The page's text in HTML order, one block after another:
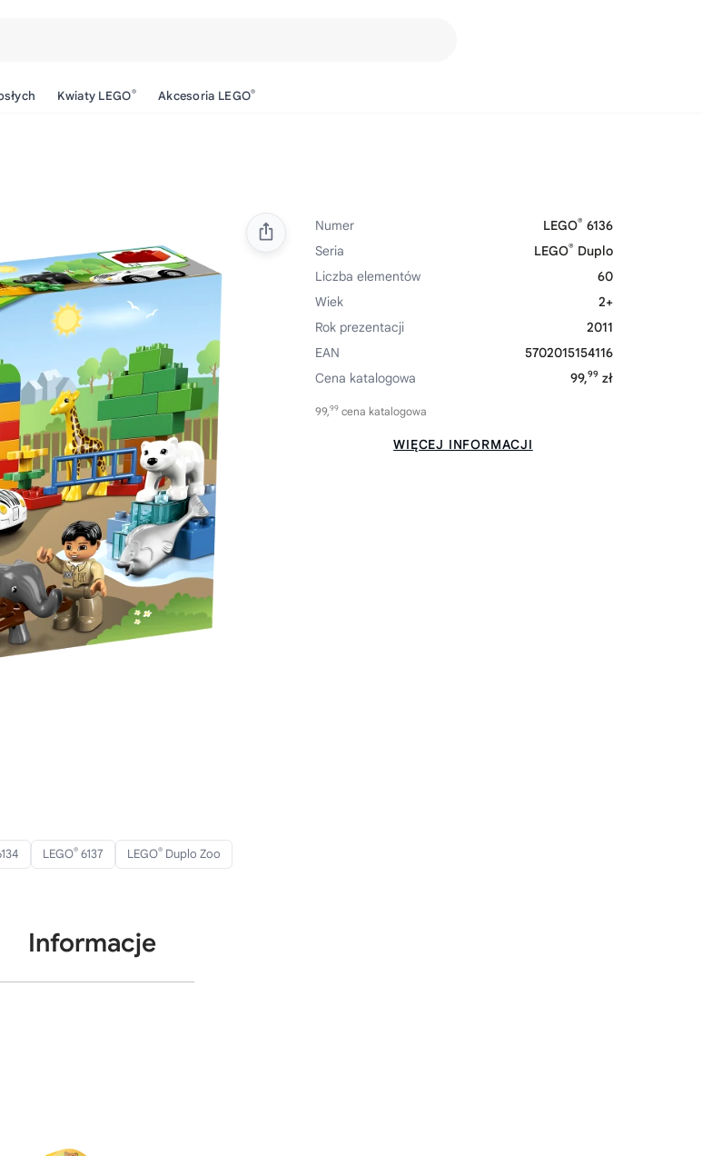
Kwiaty LEGO® Akcesoria LEGO®
Numer LEGO® 6136
Seria
LEGO® Duplo
Liczba elementów
60
Wiek
2+
Rok prezentacji
2011
EAN
5702015154116
Cena katalogowa
99,99 zł
99,99 cena katalogowa
WIĘCEJ INFORMACJI
LEGO® 6137 LEGO® Duplo Zoo
Informacje